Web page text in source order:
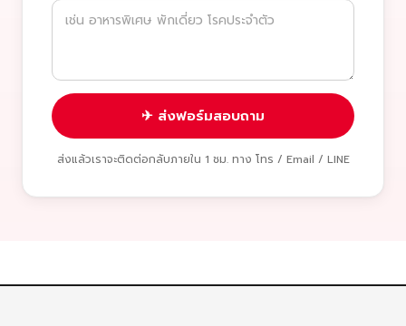
✈ ส่งฟอร์มสอบถาม
ส่งแล้วเราจะติดต่อกลับภายใน 1 ชม. ทาง โทร / Email / LINE